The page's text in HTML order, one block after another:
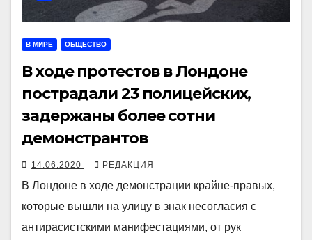
В МИРЕ ОБЩЕСТВО
В ходе протестов в Лондоне
пострадали 23 полицейских,
задержаны более сотни
демонстрантов
14.06.2020 РЕДАКЦИЯ
В Лондоне в ходе демонстрации крайне-правых,
которые вышли на улицу в знак несогласия с
антирасистскими манифестациями, от рук